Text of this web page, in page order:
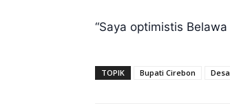
“Saya optimistis
TOPIK Bupati Cirebon